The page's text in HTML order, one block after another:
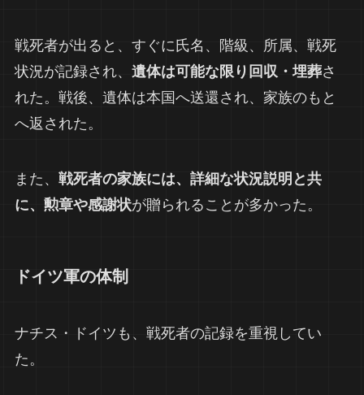
戦死者が出ると、すぐに氏名、階級、所属、戦死
状況が記録され、 遺体は可能な限り回収・埋葬さ
れた。戦後、遺体は本国へ送還され、家族のもと
へ返された。
また、 戦死者の家族には、詳細な状況説明と共
に、勲章や感謝状が贈られることが多かった。
ドイツ軍の体制
ナチス・ドイツも、戦死者の記録を重視してい
た。